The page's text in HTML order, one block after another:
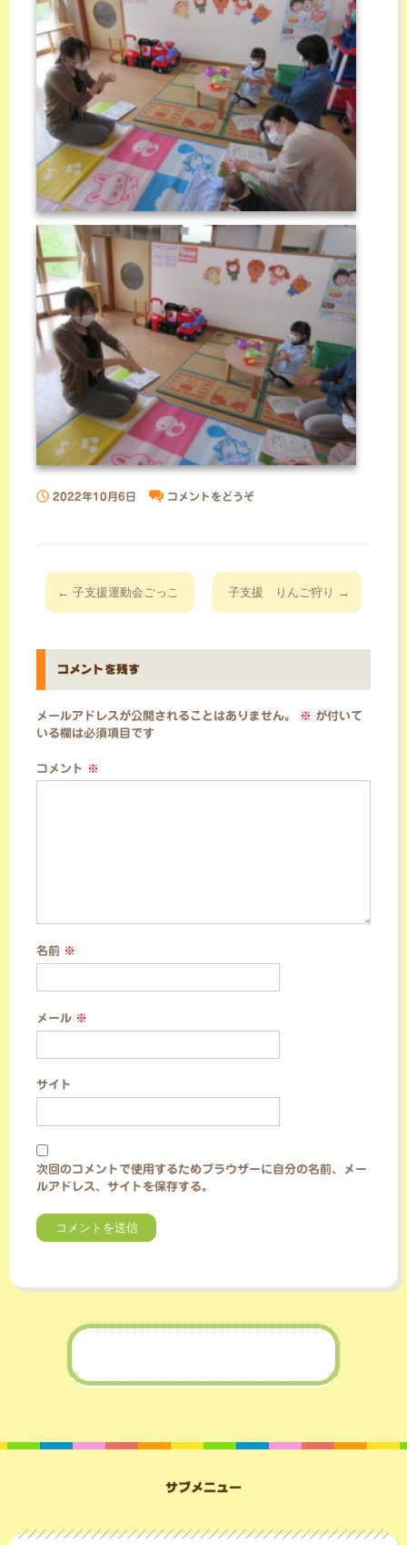
2022年10月6日 コメントをどうぞ
投
稿
ビ
ゲ
シ
ン
← 子支援運動会ごっこ 子支援 りんご狩り →
コメントを残す
メールアドレスが公開されることはありません。 ※ が付いて
いる欄は必須項目です
コメント ※
名前 ※
メール ※
サイト
次回のコメントで使用するためブラウザーに自分の名前、メー
ルアドレス、サイトを保存する。
サブメニュー